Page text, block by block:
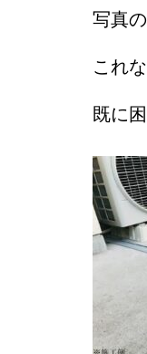
写真
これ
既に